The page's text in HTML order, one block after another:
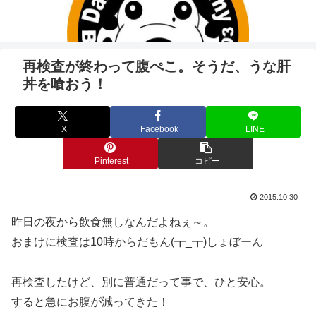
再検査が終わって腹ぺこ。そうだ、うな肝
丼を喰おう！
X Facebook LINE
Pinterest コピー
2015.10.30
昨日の夜から飲食無しなんだよねぇ～。
おまけに検査は10時からだもん(┰_┰)しょぼーん
再検査したけど、別に普通だって事で、ひと安心。
すると急にお腹が減ってきた！